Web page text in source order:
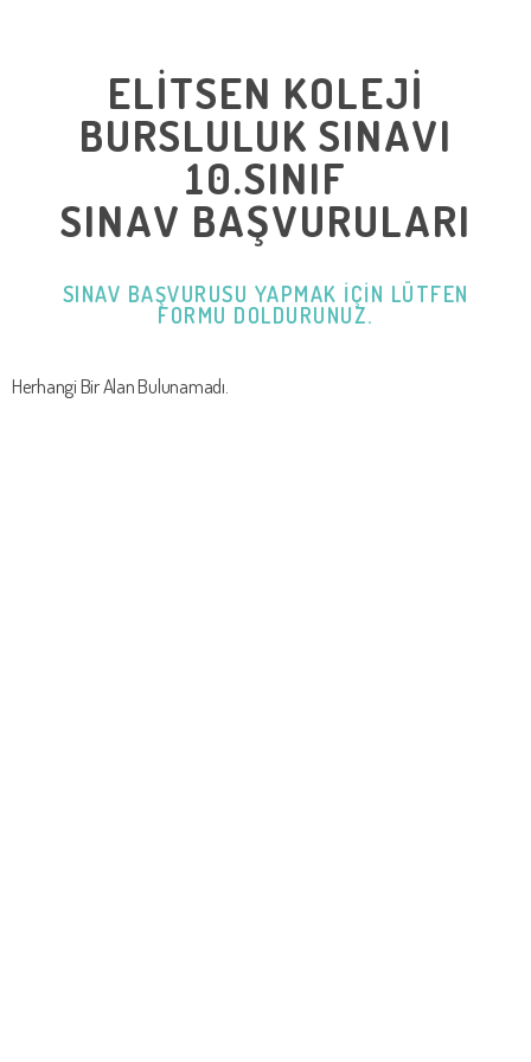
ELİTSEN KOLEJİ
BURSLULUK SINAVI
10.SINIF
SINAV BAŞVURULARI
SINAV BAŞVURUSU YAPMAK IÇIN LÜTFEN
FORMU DOLDURUNUZ.
Herhangi Bir Alan Bulunamadı.